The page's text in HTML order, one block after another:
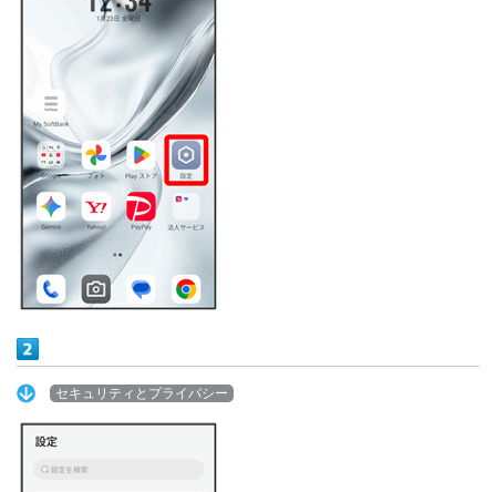
セキュリティとプライバシー